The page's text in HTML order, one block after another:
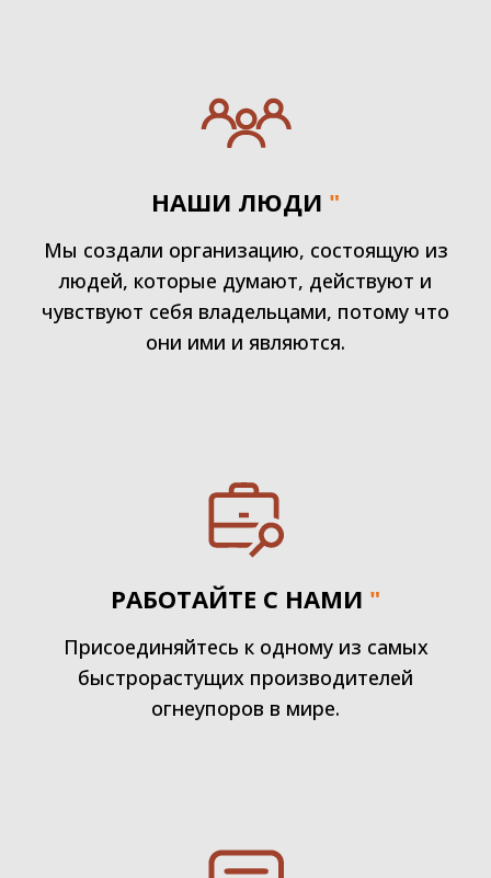
НАШИ ЛЮДИ "
Мы создали организацию, состоящую из
людей, которые думают, действуют и
чувствуют себя владельцами, потому что
они ими и являются.
РАБОТАЙТЕ С НАМИ "
Присоединяйтесь к одному из самых
быстрорастущих производителей
огнеупоров в мире.